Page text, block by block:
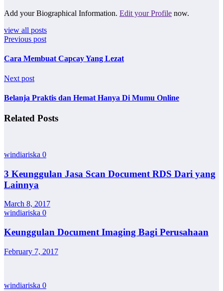
Add your Biographical Information. Edit your Profile now.
view all posts
Previous post
Cara Membuat Capcay Yang Lezat
Next post
Belanja Praktis dan Hemat Hanya Di Mumu Online
Related Posts
windiariska 0
3 Keunggulan Jasa Scan Document RDS Dari yang
Lainnya
March 8, 2017
windiariska 0
Keunggulan Document Imaging Bagi Perusahaan
February 7, 2017
windiariska 0